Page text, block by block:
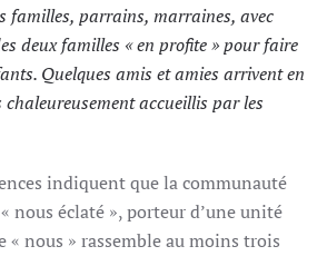
familles, parrains, marraines, avec
deux familles « en profite » pour faire
Quelques amis et amies arrivent en
accueillis par les
indiquent que la communauté
nous éclaté », porteur d’une unité
« nous » rassemble au moins trois